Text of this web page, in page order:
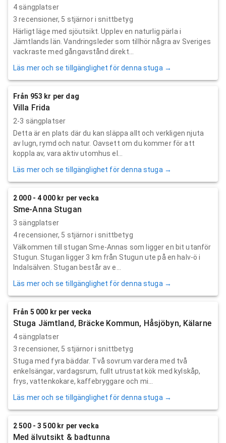
4 sängplatser
3 recensioner, 5 stjärnor i snittbetyg
Härligt läge med sjöutsikt. Upplev en naturlig pärla i
Jämtlands län. Vandringsleder som tillhör några av Sveriges
vackraste med gångavstånd direkt...
Läs mer och se tillgänglighet för denna stuga →
Från 953 kr per dag
Villa Frida
2-3 sängplatser
Detta är en plats där du kan släppa allt och verkligen njuta
av lugn, rymd och natur. Oavsett om du kommer för att
koppla av, vara aktiv utomhus el...
Läs mer och se tillgänglighet för denna stuga →
2 000 - 4 000 kr per vecka
Sme-Anna Stugan
3 sängplatser
4recensioner, 5 stjärnor i snittbetyg
Välkommen till stugan Sme-Annas som ligger en bit utanför
Stugun. Stugan ligger 3 km från Stugun ute på en halv-ö i
Indalsälven. Stugan består av e...
Läs mer och se tillgänglighet för denna stuga →
Från 5 000 kr per vecka
Stuga Jämtland, Bräcke Kommun, Håsjöbyn, Kälarne
4 sängplatser
3 recensioner, 5 stjärnor i snittbetyg
Stuga med fyra bäddar. Två sovrum vardera med två
enkelsängar, vardagsrum, fullt utrustat kök med kylskåp,
frys, vattenkokare, kaffebryggare och mi...
Läs mer och se tillgänglighet för denna stuga →
2 500 - 3 500 kr per vecka
Med älvutsikt & badtunna